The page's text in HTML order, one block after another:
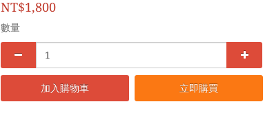
NT$1,800
數量
加入購物車 立即購買